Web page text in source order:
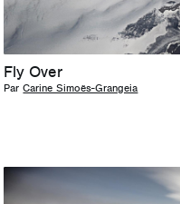
Fly Over
Par Carine Simoës-Grangeia